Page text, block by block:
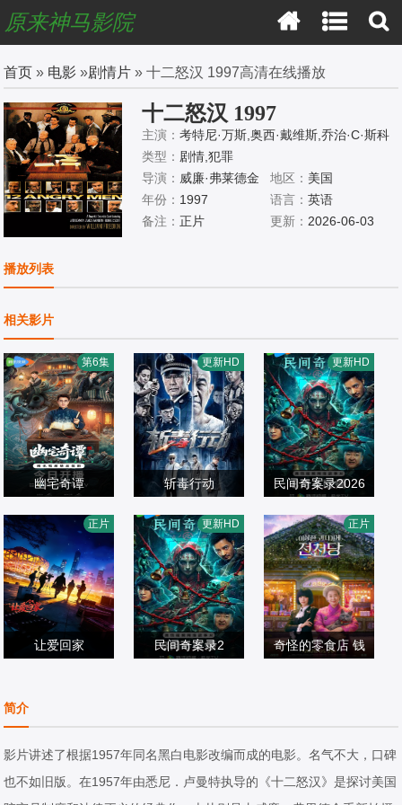
原来神马影院
首页 » 电影 »剧情片 » 十二怒汉 1997高清在线播放
十二怒汉 1997
主演：考特尼·万斯,奥西·戴维斯,乔治·C·斯科
特,阿明·缪勒-斯塔尔,道林·海伍德,詹姆斯·甘多
菲尼,托尼·丹扎,杰克·莱蒙,休姆·克罗宁,麦凯尔
泰·威廉逊,爱德华·詹姆斯·奥莫斯,威廉·彼德森,
玛丽·麦克唐纳,道格拉斯·斯派恩
类型： 剧情,犯罪
导演： 威廉·弗莱德金 地区： 美国
年份： 1997 语言： 英语
备注：正片 更新： 2026-06-03
播放列表
相关影片
幽宅奇谭
昊,宋未央
剧情片
2026/中国大陆
第6集
斩毒行动
镇,张冬,张宁江,姜
超,石兆琪,纪海星,
邵峰,纵昕芸,赵雷
棋,池程,杨恒,左腾
云,姜艺声,张瑞雪,
孙祎彤,董轩妤,王
依宁
剧情片
2026/中国大陆
更新HD
民间奇案录2026
剧情片
2026/中国大陆
更新HD
让爱回家
剧情片
2026/中国大陆
正片
民间奇案录2
2026/中国大陆
更新HD
奇怪的零食店 钱
2026/韩国
正片
简介
影片讲述了根据1957年同名黑白电影改编而成的电影。名气不大，口碑
也不如旧版。在1957年由悉尼．卢曼特执导的《十二怒汉》是探讨美国